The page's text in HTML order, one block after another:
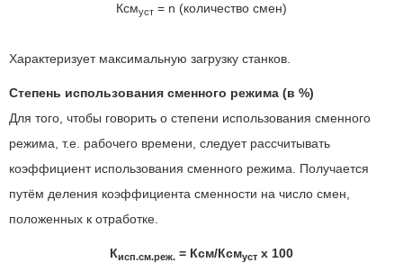
Ксмуст = n (количество смен)
Характеризует максимальную загрузку станков.
Степень использования сменного режима (в %)
Для того, чтобы говорить о степени использования сменного
режима, т.е. рабочего времени, следует рассчитывать
коэффициент использования сменного режима. Получается
путём деления коэффициента сменности на число смен,
положенных к отработке.
Кисп.см.реж. = Ксм/Ксмуст х 100